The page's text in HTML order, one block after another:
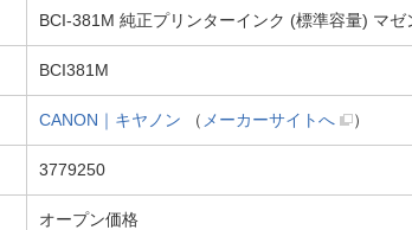
BCI-381M 純正プリンターインク (標準容量) マゼ
BCI381M
CANON｜キヤノン （ メーカーサイトへ ）
3779250
オープン価格